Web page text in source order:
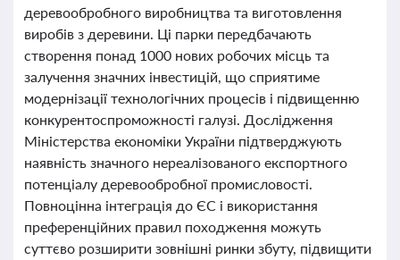
деревообробного виробництва та виготовлення
виробів з деревини. Ці парки передбачають
створення понад 1000 нових робочих місць та
залучення значних інвестицій, що сприятиме
модернізації технологічних процесів і підвищенню
конкурентоспроможності галузі. Дослідження
Міністерства економіки України підтверджують
наявність значного нереалізованого експортного
потенціалу деревообробної промисловості.
Повноцінна інтеграція до ЄС і використання
преференційних правил походження можуть
суттєво розширити зовнішні ринки збуту, підвищити